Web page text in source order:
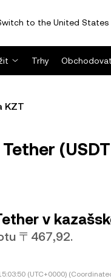
to the United
Trhy Obchodovat
KZT
v
〒467,92.
(UTC+0000)